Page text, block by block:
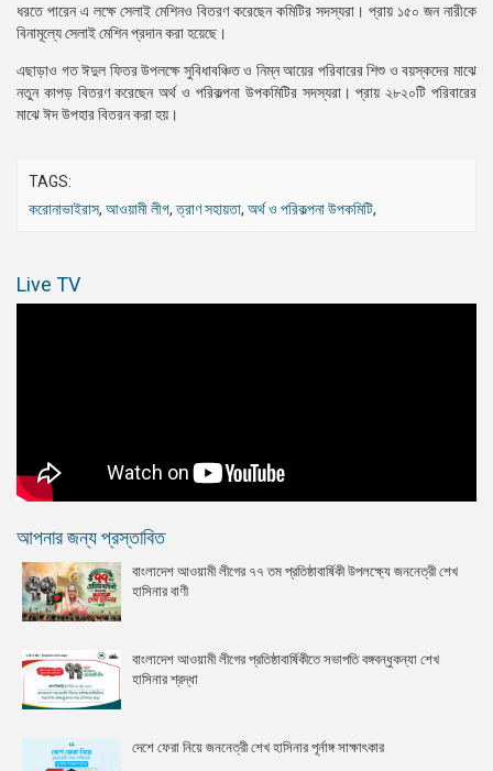
ধরতে পারেন এ লক্ষে সেলাই মেশিনও বিতরণ করেছেন কমিটির সদস্যরা। প্রায় ১৫০ জন নারীকে
বিনামূল্যে সেলাই মেশিন প্রদান করা হয়েছে।
এছাড়াও গত ঈদুল ফিতর উপলক্ষে সুবিধাবঞ্চিত ও নিম্ন আয়ের পরিবারের শিশু ও বয়স্কদের মাঝে
নতুন কাপড় বিতরণ করেছেন অর্থ ও পরিকল্পনা উপকমিটির সদস্যরা। প্রায় ২৮২০টি পরিবারের
মাঝে ঈদ উপহার বিতরন করা হয়।
TAGS:
করোনাভাইরাস, আওয়ামী লীগ,ত্রাণ সহায়তা, অর্থ ও পরিকল্পনা উপকমিটি,
Live TV
আপনার জন্য প্রস্তাবিত
বাংলাদেশ আওয়ামী লীগের ৭৭ তম প্রতিষ্ঠাবার্ষিকী উপলক্ষ্যে জননেত্রী শেখ
হাসিনার বাণী
বাংলাদেশ আওয়ামী লীগের প্রতিষ্ঠাবার্ষিকীতে সভাপতি বঙ্গবন্ধুকন্যা শেখ
হাসিনার শ্রদ্ধা
দেশে ফেরা নিয়ে জননেত্রী শেখ হাসিনার পূর্নাঙ্গ সাক্ষাৎকার